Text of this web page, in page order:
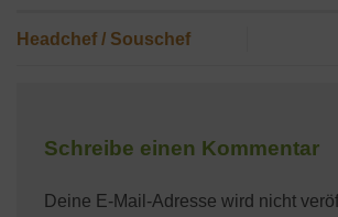
Headchef / Souschef
Schreibe einen Kommentar
Deine E-Mail-Adresse wird nicht